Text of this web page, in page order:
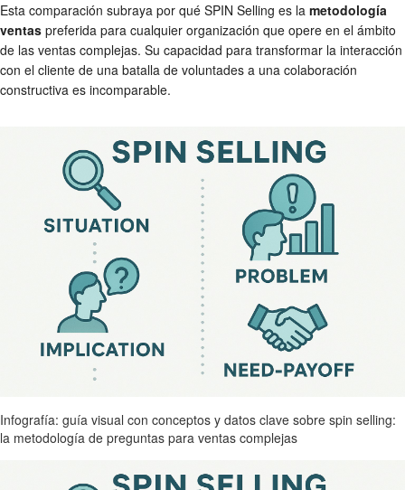
Esta comparación subraya por qué SPIN Selling es la metodología
ventas preferida para cualquier organización que opere en el ámbito
de las ventas complejas. Su capacidad para transformar la interacción
con el cliente de una batalla de voluntades a una colaboración
constructiva es incomparable.
Infografía: guía visual con conceptos y datos clave sobre spin selling:
la metodología de preguntas para ventas complejas